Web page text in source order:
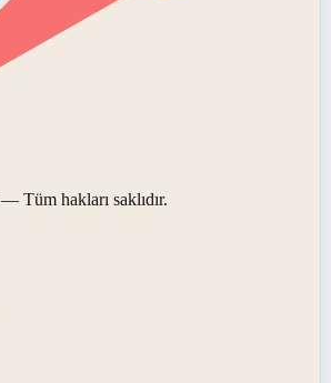
— Tüm hakları saklıdır.